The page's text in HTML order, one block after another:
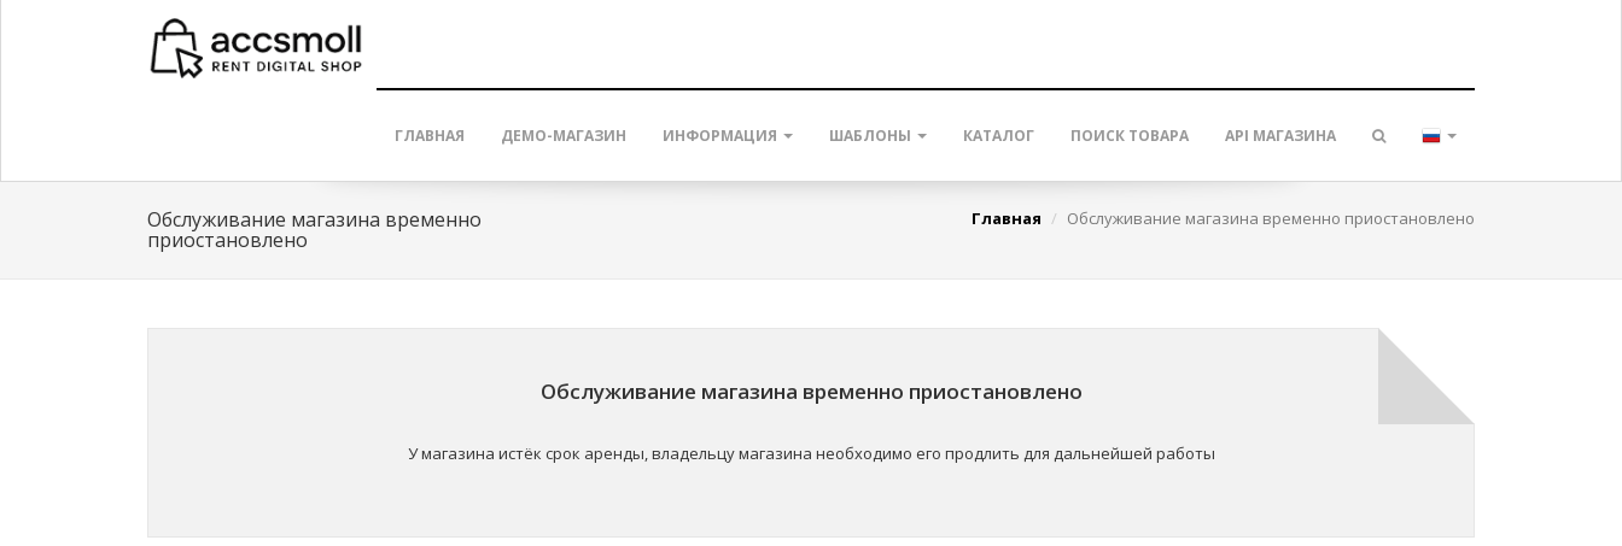
ГЛАВНАЯ ДЕМО-МАГАЗИН ИНФОРМАЦИЯ ШАБЛОНЫ КАТАЛОГ ПОИСК ТОВАРА API МАГАЗИНА
Обслуживание магазина временно
приостановлено
Главная Обслуживание магазина временно приостановлено
Обслуживание магазина временно приостановлено
У магазина истёк срок аренды, владельцу магазина необходимо его продлить для дальнейшей работы